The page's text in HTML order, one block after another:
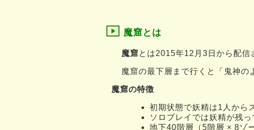
魔窟とは
魔窟とは2015年12月3日から配信
魔窟の最下層まで行くと「鬼神の
魔窟の特徴
初期状態で妖精は1人から
ソロプレイでは妖精が残
地下40階層（5階層 × 8ゾ